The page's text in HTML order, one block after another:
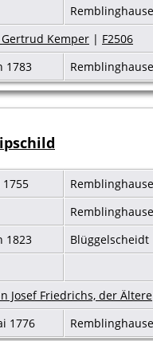
Kemper | F2506
1783
1755
1823
Blüggelscheidt
Josef Friedrichs, der Ältere
1776